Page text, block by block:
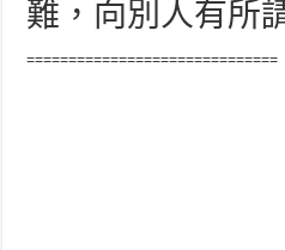
難，向別人有所
==============================